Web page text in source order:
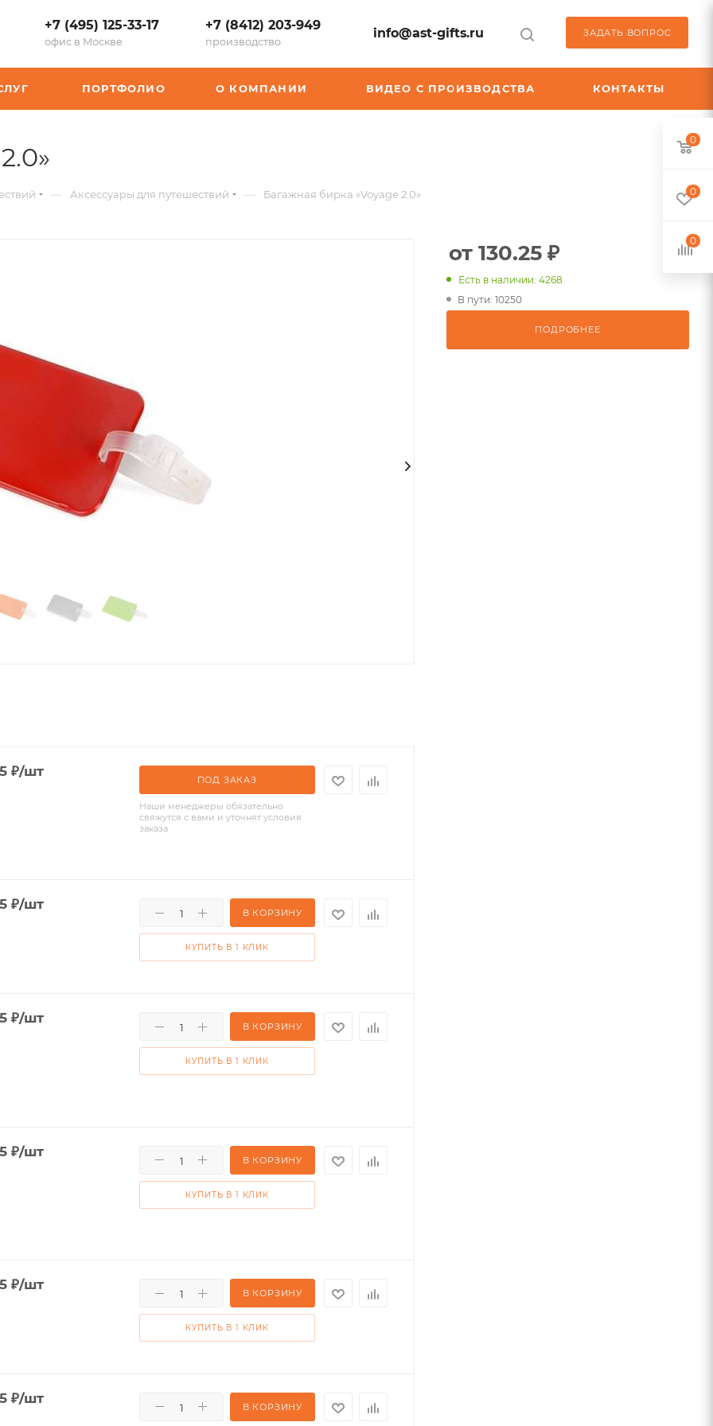
+7 (495) 125-33-17
офис в Москве
+7 (8412) 203-949
производство
info@ast-gifts.ru ЗАДАТЬ ВОПРОС
ПОРТФОЛИО О КОМПАНИИ ВИДЕО С ПРОИЗВОДСТВА КОНТАКТЫ
арт.:
— Аксессуары для путешествий — Багажная бирка «Voyage 2.0»
₽/шт
ПОД ЗАКАЗ
Наши менеджеры обязательно
свяжутся с вами и уточнят условия
заказа
₽/шт
В КОРЗИНУ
КУПИТЬ В 1 КЛИК
₽/шт
В КОРЗИНУ
КУПИТЬ В 1 КЛИК
₽/шт
В КОРЗИНУ
КУПИТЬ В 1 КЛИК
₽/шт
В КОРЗИНУ
КУПИТЬ В 1 КЛИК
₽/шт
В КОРЗИНУ
от 130.25 ₽
Есть в наличии: 4268
В пути: 10250
ПОДРОБНЕЕ
0
0
0